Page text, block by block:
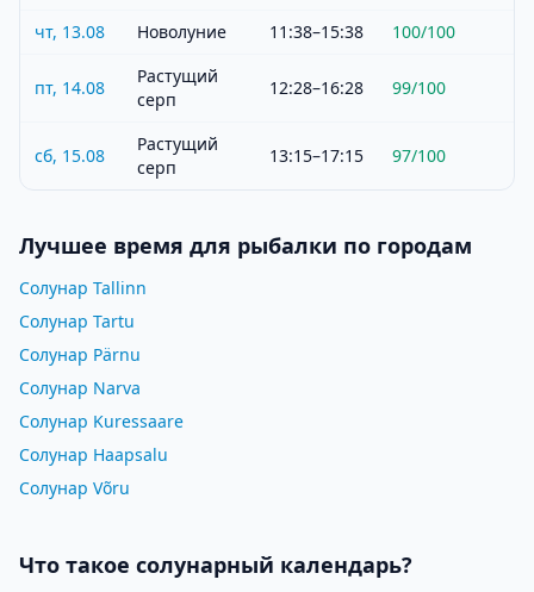
чт, 13.08
Новолуние 11:38–15:38 100/100
пт, 14.08
Растущий
серп
12:28–16:28 99/100
сб, 15.08
Растущий
серп
13:15–17:15 97/100
Лучшее время для рыбалки по городам
Солунар Tallinn
Солунар Tartu
Солунар Pärnu
Солунар Narva
Солунар Kuressaare
Солунар Haapsalu
Солунар Võru
Что такое солунарный календарь?